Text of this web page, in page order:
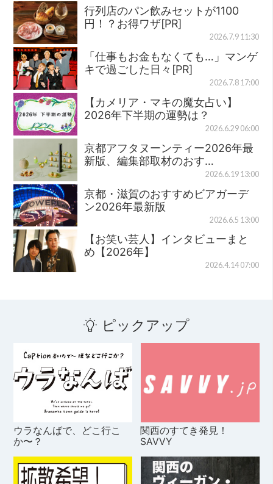
行列店のパン飲みセットが1100
円！？お得ワザ[PR]
2026.7.9 11:30
「仕事もお金もなくても…」マンゲ
キで過ごした日々[PR]
2026.7.8 17:00
【カメリア・マキの魔女占い】
2026年下半期の運勢は？
2026.6.29 06:00
京都アフタヌーンティー2026年最
新版、編集部取材のおす…
2026.6.19 13:00
京都・滋賀のおすすめビアガーデ
ン2026年最新版
2026.6.5 13:00
【お笑い芸人】インタビューまと
め【2026年】
2026.4.14 07:00
ピックアップ
ウラなんばで、どこ行こ
か〜？
関西のすてき発見！
SAVVY